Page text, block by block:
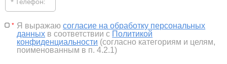
* Я выражаюсогласие на обработку персональных
данных в соответствии с Политикой
конфиденциальности (согласно категориям и целям,
поименованным в п. 4.2.1)